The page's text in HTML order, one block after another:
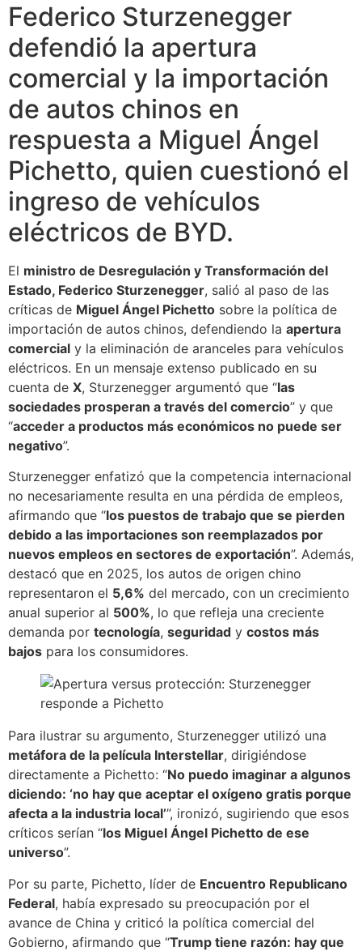
Federico Sturzenegger
defendió la apertura
comercial y la importación
de autos chinos en
respuesta a Miguel Ángel
Pichetto, quien cuestionó el
ingreso de vehículos
eléctricos de BYD.
El ministro de Desregulación y Transformación del
Estado, Federico Sturzenegger, salió al paso de las
críticas de Miguel Ángel Pichetto sobre la política de
importación de autos chinos, defendiendo la apertura
comercial y la eliminación de aranceles para vehículos
eléctricos. En un mensaje extenso publicado en su
cuenta de X, Sturzenegger argumentó que “las
sociedades prosperan a través del comercio” y que
“acceder a productos más económicos no puede ser
negativo”.
Sturzenegger enfatizó que la competencia internacional
no necesariamente resulta en una pérdida de empleos,
afirmando que “los puestos de trabajo que se pierden
debido a las importaciones son reemplazados por
nuevos empleos en sectores de exportación”. Además,
destacó que en 2025, los autos de origen chino
representaron el 5,6% del mercado, con un crecimiento
anual superior al 500%, lo que refleja una creciente
demanda por tecnología, seguridad y costos más
bajos para los consumidores.
Para ilustrar su argumento, Sturzenegger utilizó una
metáfora de la película Interstellar, dirigiéndose
directamente a Pichetto: “No puedo imaginar a algunos
diciendo: ‘no hay que aceptar el oxígeno gratis porque
afecta a la industria local’”, ironizó, sugiriendo que esos
críticos serían “los Miguel Ángel Pichetto de ese
universo”.
Por su parte, Pichetto, líder de Encuentro Republicano
Federal, había expresado su preocupación por el
avance de China y criticó la política comercial del
Gobierno, afirmando que “Trump tiene razón: hay que